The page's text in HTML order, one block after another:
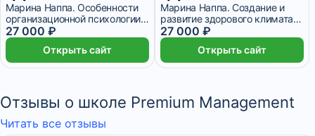
Марина Наппа. Особенности
организационной психологии
для руководителей
27 000 ₽
Открыть сайт
Марина Наппа. Создание и
развитие здорового климата в
компании
27 000 ₽
Открыть сайт
Отзывы о школе Premium Management
Читать все отзывы